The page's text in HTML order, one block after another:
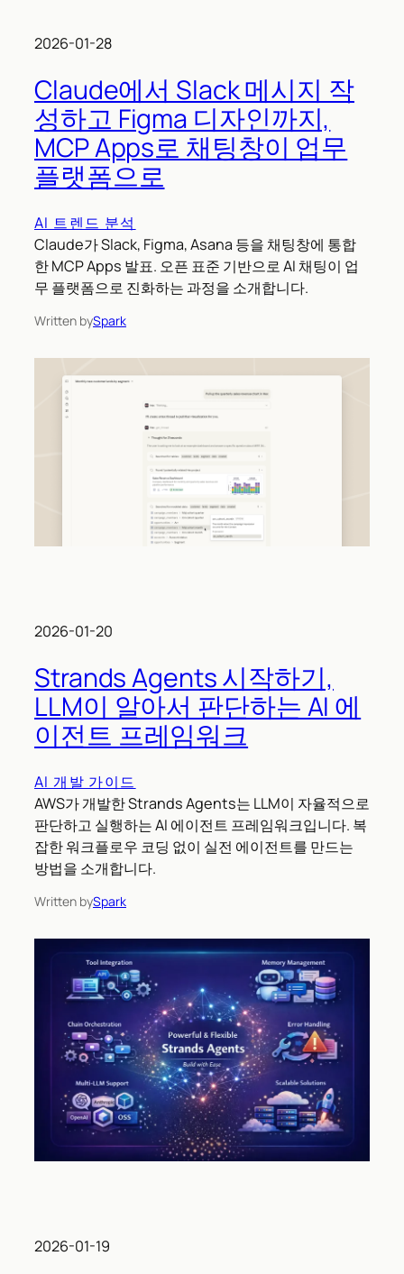
2026-01-28
Claude에서 Slack 메시지 작
성하고 Figma 디자인까지,
MCP Apps로 채팅창이 업무
플랫폼으로
AI 트렌드 분석
Claude가 Slack, Figma, Asana 등을 채팅창에 통합
한 MCP Apps 발표. 오픈 표준 기반으로 AI 채팅이 업
무 플랫폼으로 진화하는 과정을 소개합니다.
Written bySpark
2026-01-20
Strands Agents 시작하기,
LLM이 알아서 판단하는 AI 에
이전트 프레임워크
AI 개발 가이드
AWS가 개발한 Strands Agents는 LLM이 자율적으로
판단하고 실행하는 AI 에이전트 프레임워크입니다. 복
잡한 워크플로우 코딩 없이 실전 에이전트를 만드는
방법을 소개합니다.
Written bySpark
2026-01-19